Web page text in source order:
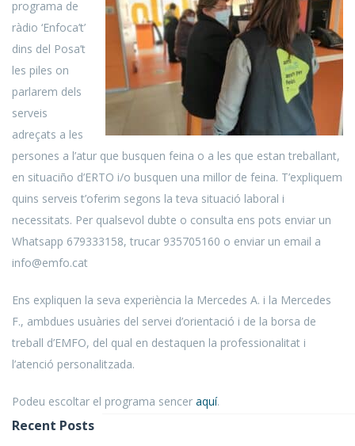
programa de
ràdio ‘Enfoca’t’
dins del Posa’t
les piles on
parlarem dels
serveis
adreçats a les
persones a l’atur que busquen feina o a les que estan treballant,
en situaciño d’ERTO i/o busquen una millor de feina. T’expliquem
quins serveis t’oferim segons la teva situació laboral i
necessitats. Per qualsevol dubte o consulta ens pots enviar un
Whatsapp 679333158, trucar 935705160 o enviar un email a
info@emfo.cat
Ens expliquen la seva experiència la Mercedes A. i la Mercedes
F., ambdues usuàries del servei d’orientació i de la borsa de
treball d’EMFO, del qual en destaquen la professionalitat i
l’atenció personalitzada.
Podeu escoltar el programa sencer aquí.
Recent Posts